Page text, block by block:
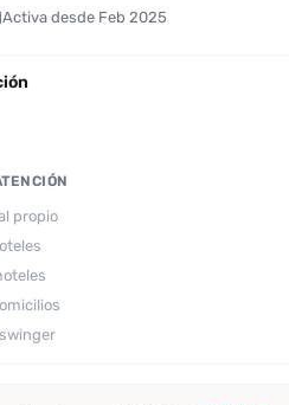
Activa desde Feb 2025
propio